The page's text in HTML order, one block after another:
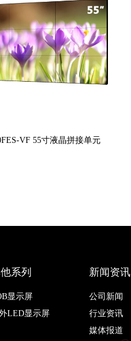
VF 55寸液晶拼接单元
系列
显示屏
LED显示屏
新闻资讯
公司新闻
行业资讯
媒体报道